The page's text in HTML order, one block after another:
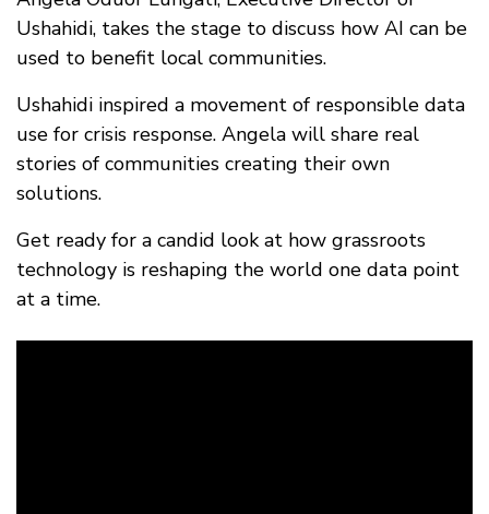
Destacados
Ushahidi, takes the stage to discuss how AI can be
used to benefit local communities.
Ushahidi inspired a movement of responsible data
use for crisis response. Angela will share real
stories of communities creating their own
solutions.
Get ready for a candid look at how grassroots
technology is reshaping the world one data point
at a time.